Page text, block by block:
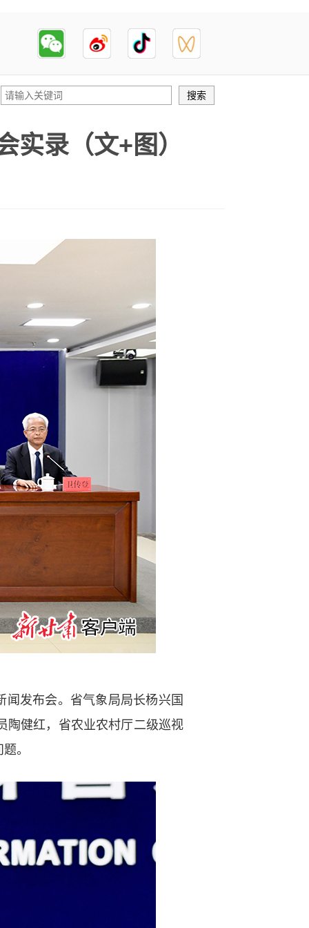
实录（文+图）
发布会。省气象局局长杨兴国
陶健红，省农业农村厅二级巡视
。